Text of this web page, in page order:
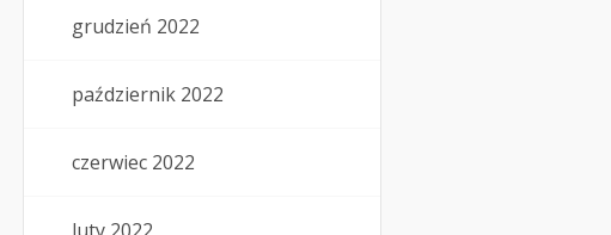
grudzień 2022
październik 2022
czerwiec 2022